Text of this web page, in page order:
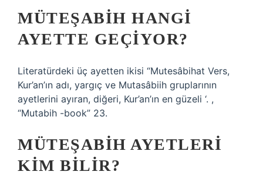
MÜTEŞABIH HANGI
AYETTE GEÇIYOR?
Literatürdeki üç ayetten ikisi “Mutesâbihat Vers,
Kur’an’ın adı, yargıç ve Mutasâbiih gruplarının
ayetlerini ayıran, diğeri, Kur’an’ın en güzeli ‘. ,
“Mutabih -book” 23.
MÜTEŞABIH AYETLERI
KIM BILIR?